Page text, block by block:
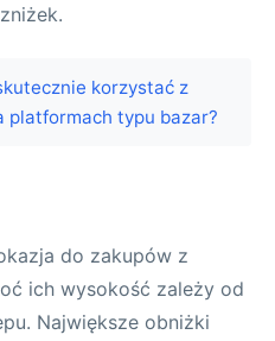
korzystać z
typu bazar?
do zakupów z
ich wysokość zależy od
Największe obniżki